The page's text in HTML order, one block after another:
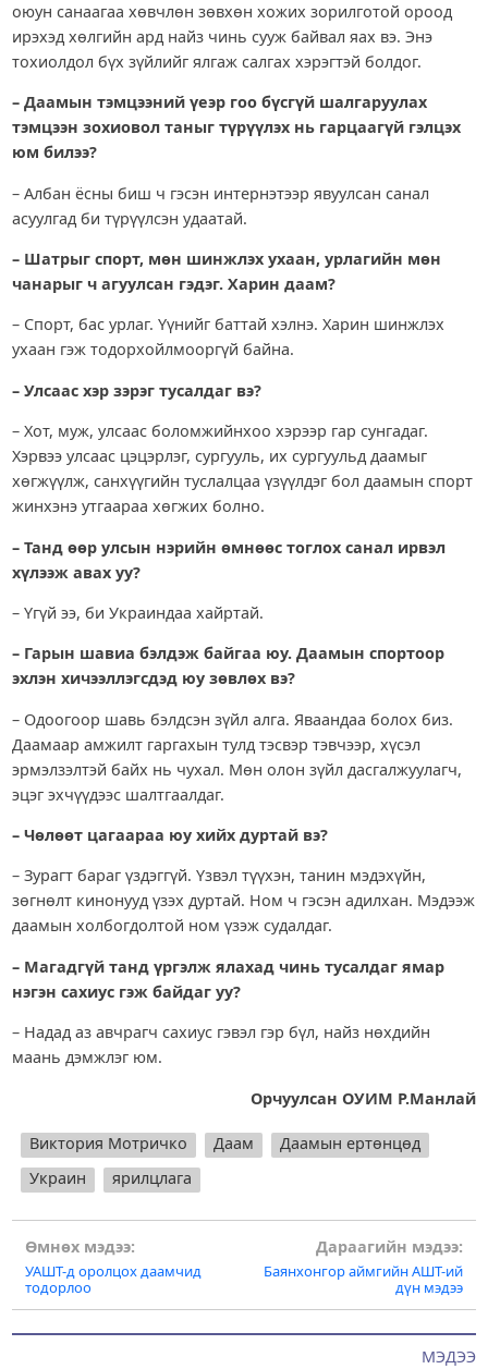
МЭДЭЭ
оюун санаагаа хөвчлөн зөвхөн хожих зорилготой ороод
ирэхэд хөлгийн ард найз чинь сууж байвал яах вэ. Энэ
тохиолдол бүх зүйлийг ялгаж салгах хэрэгтэй болдог.
– Даамын тэмцээний үеэр гоо бүсгүй шалгаруулах
тэмцээн зохиовол таныг түрүүлэх нь гарцаагүй гэлцэх
юм билээ?
– Албан ёсны биш ч гэсэн интернэтээр явуулсан санал
асуулгад би түрүүлсэн удаатай.
– Шатрыг спорт, мөн шинжлэх ухаан, урлагийн мөн
чанарыг ч агуулсан гэдэг. Харин даам?
– Спорт, бас урлаг. Үүнийг баттай хэлнэ. Харин шинжлэх
ухаан гэж тодорхойлмооргүй байна.
– Улсаас хэр зэрэг тусалдаг вэ?
– Хот, муж, улсаас боломжийнхоо хэрээр гар сунгадаг.
Хэрвээ улсаас цэцэрлэг, сургууль, их сургуульд даамыг
хөгжүүлж, санхүүгийн туслалцаа үзүүлдэг бол даамын спорт
жинхэнэ утгаараа хөгжих болно.
– Танд өөр улсын нэрийн өмнөөс тоглох санал ирвэл
хүлээж авах уу?
– Үгүй ээ, би Украиндаа хайртай.
– Гарын шавиа бэлдэж байгаа юу. Даамын спортоор
эхлэн хичээллэгсдэд юу зөвлөх вэ?
– Одоогоор шавь бэлдсэн зүйл алга. Яваандаа болох биз.
Даамаар амжилт гаргахын тулд тэсвэр тэвчээр, хүсэл
эрмэлзэлтэй байх нь чухал. Мөн олон зүйл дасгалжуулагч,
эцэг эхчүүдээс шалтгаалдаг.
– Чөлөөт цагаараа юу хийх дуртай вэ?
– Зурагт бараг үздэггүй. Үзвэл түүхэн, танин мэдэхүйн,
зөгнөлт кинонууд үзэх дуртай. Ном ч гэсэн адилхан. Мэдээж
даамын холбогдолтой ном үзэж судалдаг.
– Магадгүй танд үргэлж ялахад чинь тусалдаг ямар
нэгэн сахиус гэж байдаг уу?
– Надад аз авчрагч сахиус гэвэл гэр бүл, найз нөхдийн
маань дэмжлэг юм.
Орчуулсан ОУИМ Р.Манлай
Виктория Мотричко Даам
Даамын ертөнцөд
Украин
ярилцлага
Post
navigation
Өмнөх мэдээ:
УАШТ-д оролцох даамчид
тодорлоо
Дараагийн мэдээ:
Баянхонгор аймгийн АШТ-ий
дүн мэдээ